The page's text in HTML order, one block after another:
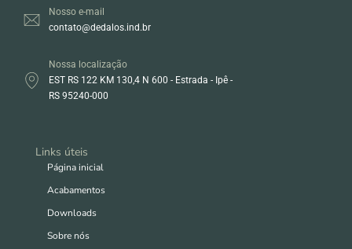
Nosso e-mail
contato@dedalos.ind.br
Nossa localização
EST RS 122 KM 130,4 N 600 - Estrada - Ipê -
RS 95240-000
Links úteis
Página inicial
Acabamentos
Downloads
Sobre nós